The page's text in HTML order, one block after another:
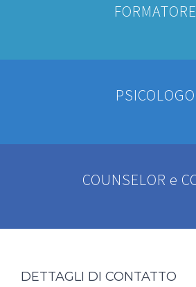
FORMATORE
PSICOLOGO
COUNSELOR e
DETTAGLI DI CONTATTO